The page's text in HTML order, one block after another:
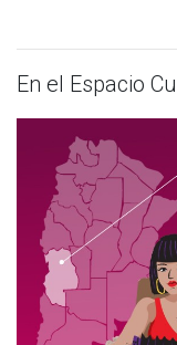
En el Espacio